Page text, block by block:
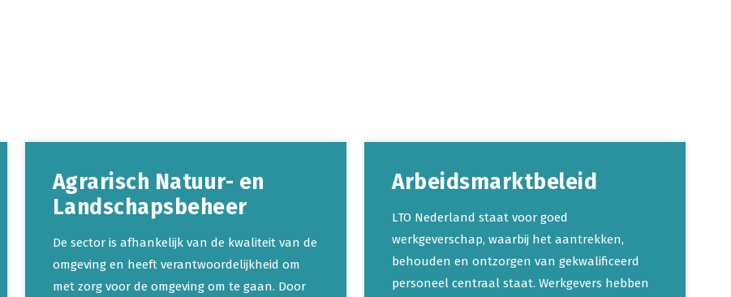
Agrarisch Natuur- en
Landschapsbeheer
De sector is afhankelijk van de kwaliteit van de
omgeving en heeft verantwoordelijkheid om
met zorg voor de omgeving om te gaan. Door
Arbeidsmarktbeleid
LTO Nederland staat voor goed
werkgeverschap, waarbij het aantrekken,
behouden en ontzorgen van gekwalificeerd
personeel centraal staat. Werkgevers hebben